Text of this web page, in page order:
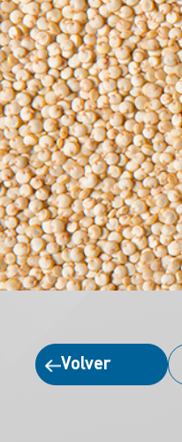
Volver